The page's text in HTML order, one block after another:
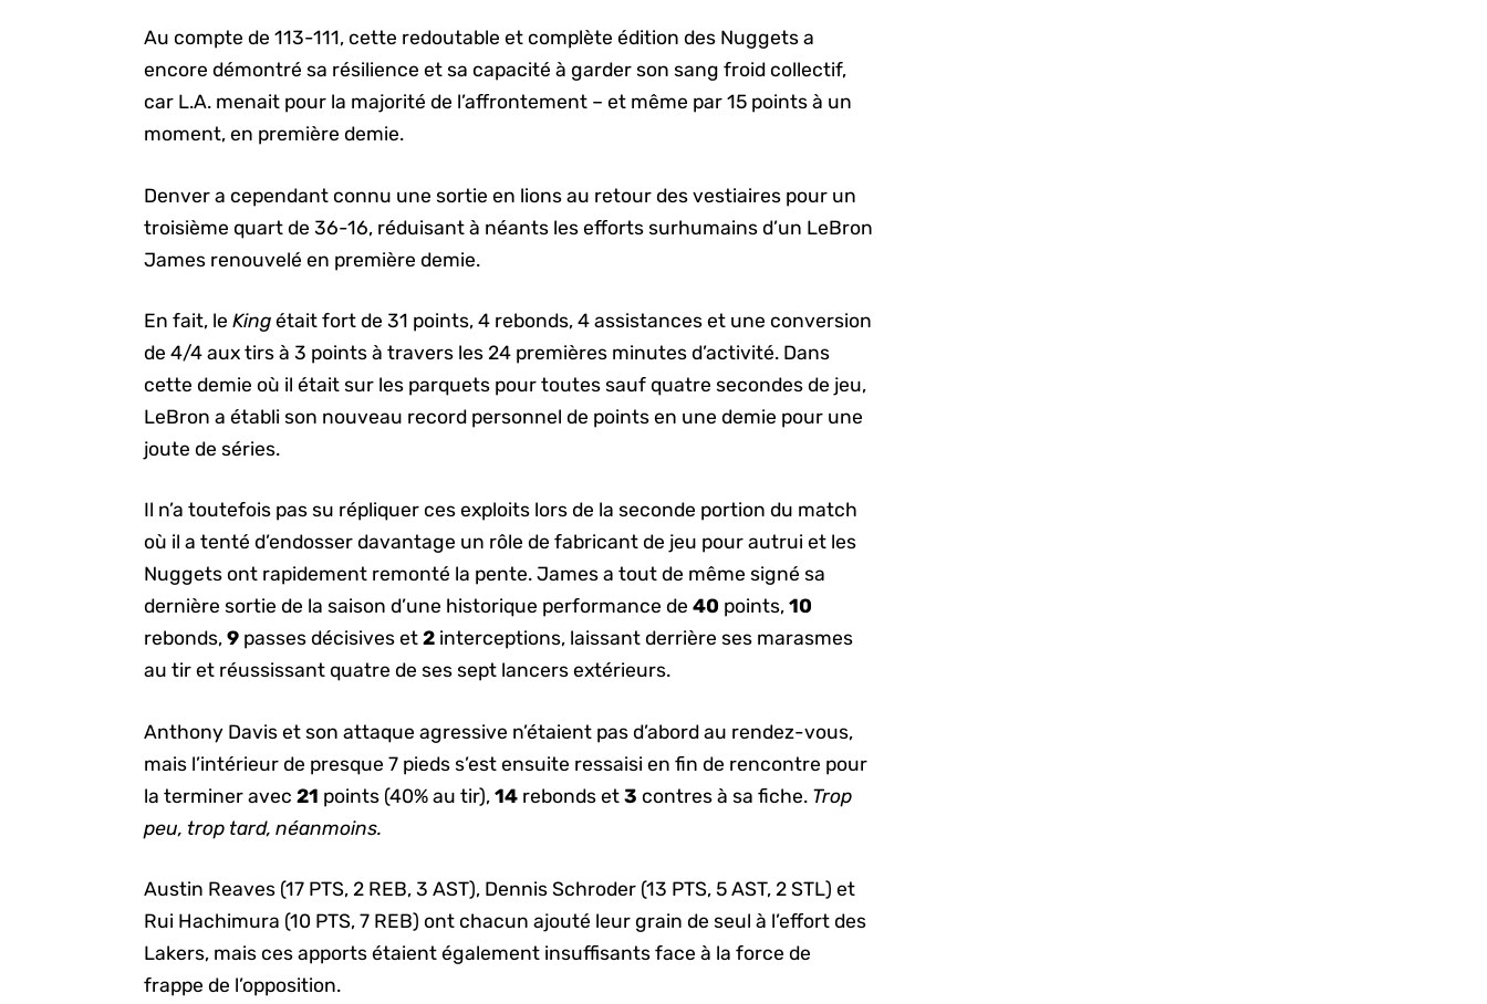
Au compte de 113-111, cette redoutable et complète édition des Nuggets a
encore démontré sa résilience et sa capacité à garder son sang froid collectif,
car L.A. menait pour la majorité de l’affrontement – et même par 15 points à un
moment, en première demie.
Denver a cependant connu une sortie en lions au retour des vestiaires pour un
troisième quart de 36-16, réduisant à néants les efforts surhumains d’un LeBron
James renouvelé en première demie.
En fait, leKingétait fort de 31 points, 4 rebonds, 4 assistances et une conversion
de 4/4 aux tirs à 3 points à travers les 24 premières minutes d’activité. Dans
cette demie où il était sur les parquets pour toutes sauf quatre secondes de jeu,
LeBron a établi son nouveau record personnel de points en une demie pour une
joute de séries.
Il n’a toutefois pas su répliquer ces exploits lors de la seconde portion du match
où il a tenté d’endosser davantage un rôle de fabricant de jeu pour autrui et les
Nuggets ont rapidement remonté la pente. James a tout de même signé sa
dernière sortie de la saison d’une historique performance de40 points,10
rebonds,9 passes décisives et2 interceptions, laissant derrière ses marasmes
au tir et réussissant quatre de ses sept lancers extérieurs.
Anthony Davis et son attaque agressive n’étaient pas d’abord au rendez-vous,
mais l’intérieur de presque 7 pieds s’est ensuite ressaisi en fin de rencontre pour
la terminer avec21 points (40% au tir),14 rebonds et3 contres à sa fiche. Trop
peu, trop tard, néanmoins.
Austin Reaves (17 PTS, 2 REB, 3 AST), Dennis Schroder (13 PTS, 5 AST, 2 STL) et
Rui Hachimura (10 PTS, 7 REB) ont chacun ajouté leur grain de seul à l’effort des
Lakers, mais ces apports étaient également insuffisants face à la force de
frappe de l’opposition.